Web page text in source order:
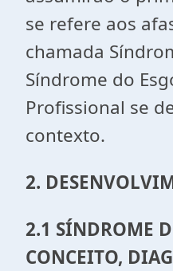
se refere aos
chamada
Síndrome do
Profissional se
contexto.
2.
2.1 SÍNDROME
CONCEITO,